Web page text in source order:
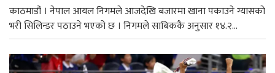
काठमाडौं । नेपाल आयल निगमले आजदेखि बजारमा खाना पकाउने ग्यासको
भरी सिलिन्डर पठाउने भएको छ । निगमले साबिककै अनुसार १४.२...